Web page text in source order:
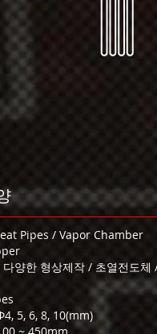
Pipes / Vapor Chamber
다양한 형상제작 / 초열전도체
5, 6, 8, 10(mm)